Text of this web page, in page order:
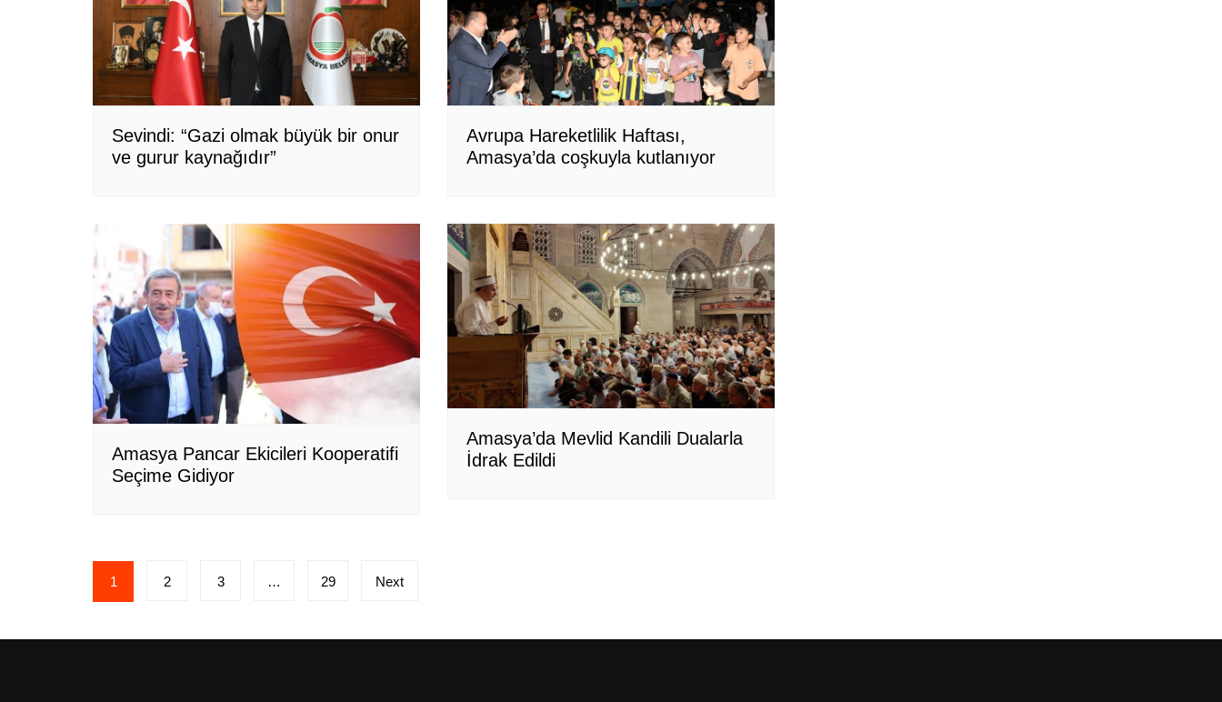
Sevindi: “Gazi olmak büyük bir onur
ve gurur kaynağıdır”
Avrupa Hareketlilik Haftası,
Amasya’da coşkuyla kutlanıyor
Amasya Pancar Ekicileri Kooperatifi
Seçime Gidiyor
Amasya’da Mevlid Kandili Dualarla
İdrak Edildi
Yazı
sayfalandırması
1 2 3 … 29 Next